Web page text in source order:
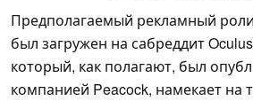
Предполагаемый рекламный
был загружен на сабреддит
который, как полагают, был
компанией Peacock, намекает на